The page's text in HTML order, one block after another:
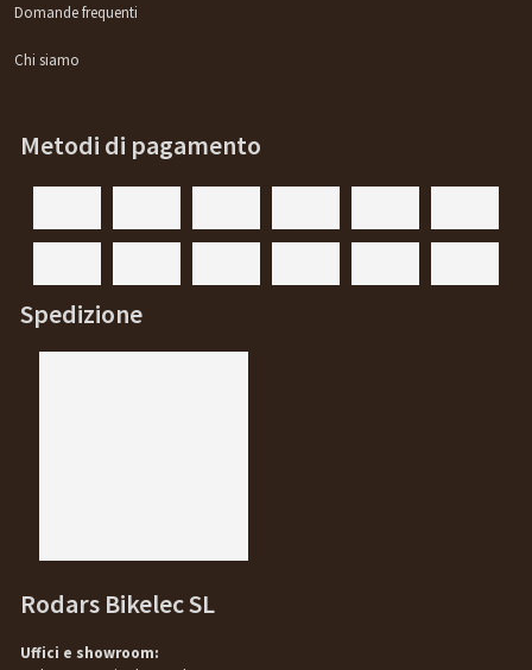
Domande frequenti
Chi siamo
Metodi di pagamento
Spedizione
Rodars Bikelec SL
Uffici e showroom: